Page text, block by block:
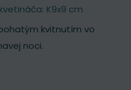
K9x9 cm
kvitnutím vo
noci.